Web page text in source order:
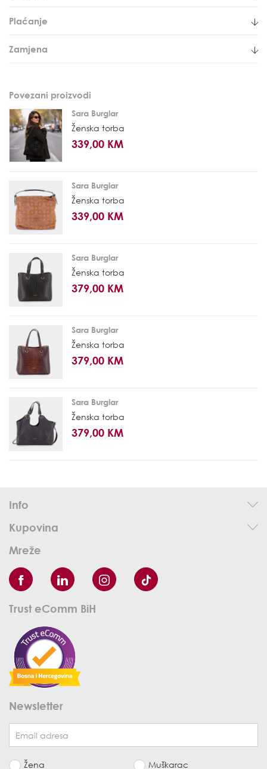
Plaćanje
Zamjena
Povezani proizvodi
Sara Burglar
Ženska torba
339,00 KM
Sara Burglar
Ženska torba
339,00 KM
Sara Burglar
Ženska torba
379,00 KM
Sara Burglar
Ženska torba
379,00 KM
Sara Burglar
Ženska torba
379,00 KM
Info
Kupovina
Mreže
Trust eComm BiH
Newsletter
Žena Muškarac